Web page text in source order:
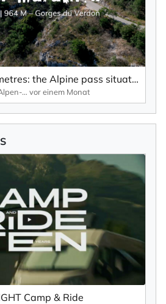
Col d’Illoire | 964 metres: the Alpine pass situated on the plateau of the 700-metre-deep gorge, the Gorges du Verdon.
Alpenpaesse-Videos | Alpen-Marathon vor einem Monat
Camp & Ride